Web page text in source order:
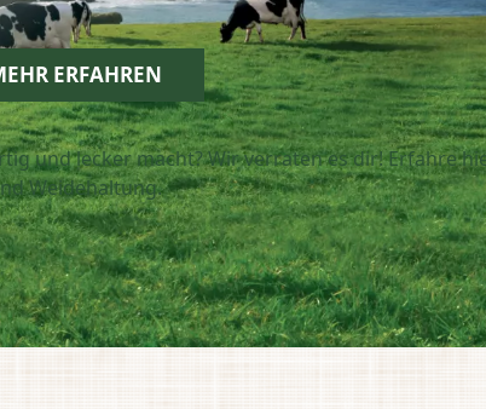
ERFAHREN
und lecker macht? Wir verraten es dir! Erfahre
Weidehaltung.